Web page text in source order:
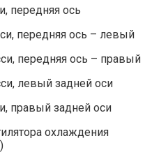
передняя ось
передняя ось – левый
передняя ось – правый
левый задней оси
правый задней оси
охлаждения